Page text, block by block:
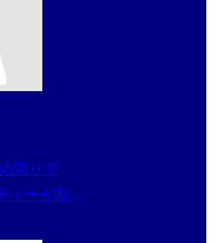
切りで
ィーが新発